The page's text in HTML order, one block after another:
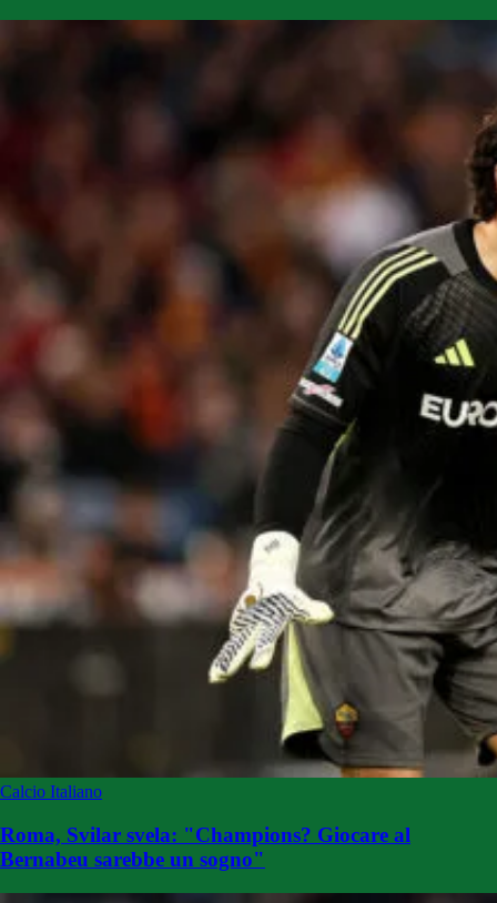
Calcio Italiano
Roma, Svilar svela: "Champions? Giocare al
Bernabeu sarebbe un sogno"